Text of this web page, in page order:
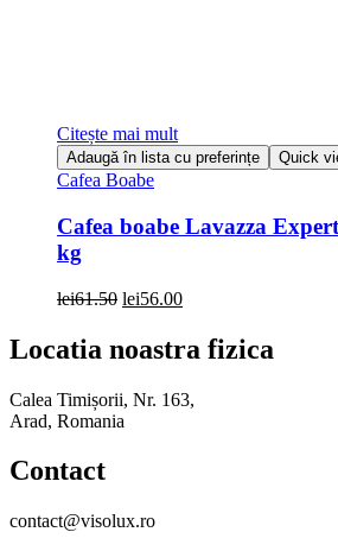
Citește mai mult
Adaugă în lista cu preferințe Quick
Cafea Boabe
Cafea boabe Lavazza
kg
lei61.50 Prețul
fost:
lei56.00Prețul
este:
lei56.00.
Locatia noastra fizica
Calea Timișorii, Nr. 163,
Arad, Romania
Contact
contact@visolux.ro